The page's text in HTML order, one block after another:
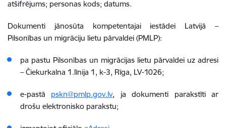
atšifrējums; personas kods; datums.
Dokumenti jānosūta kompetentajai iestādei Latvijā –
Pilsonības un migrāciju lietu pārvaldei (PMLP):
pa pastu Pilsonības un migrācijas lietu pārvaldei uz adresi
– Čiekurkalna 1.līnija 1, k-3, Rīga, LV-1026;
e-pastā pskn@pmlp.gov.lv, ja dokumenti parakstīti ar
drošu elektronisko parakstu;